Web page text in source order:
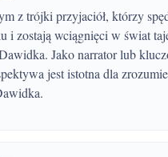
i zostają wciągnięci w świat
Jako narrator lub
jest istotna dla